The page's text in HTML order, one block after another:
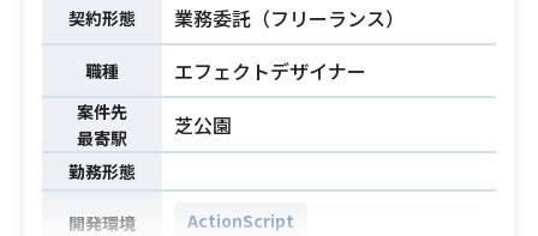
必須スキル
・1年以上のゲーム開発経験（家庭
用・携帯アプリ・パチンコパチスロ
等）
※または1年以上の映像制作経験（映
画・TV・CM・PV・アニメ等）
・AfterEffectsの実務経験
・PhotoshopとIllustratorの知識
契約形態 業務委託（フリーランス）
職種 エフェクトデザイナー
案件先
最寄駅
芝公園
勤務形態
開発環境 ActionScript